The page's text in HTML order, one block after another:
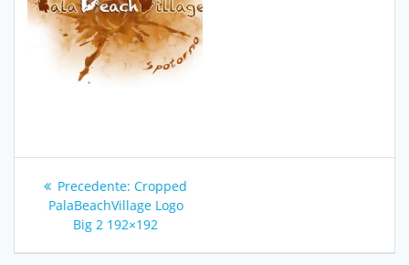
Navigazione
articoli
Precedente: Articolo
precedente:
Cropped
PalaBeachVillage Logo
Big 2 192×192